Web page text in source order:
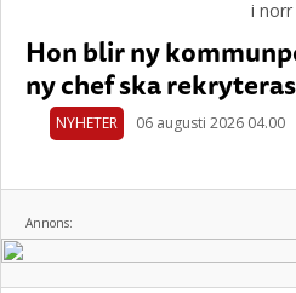
Hon blir ny
ny chef ska
NYHETER 06 augusti 2026 04.00
Annons: